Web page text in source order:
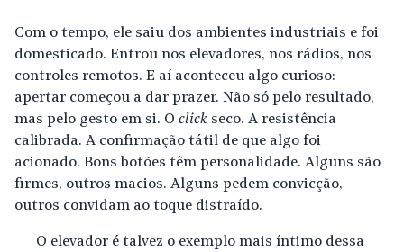
Com o tempo, ele saiu dos ambientes industriais e foi
domesticado. Entrou nos elevadores, nos rádios, nos
controles remotos. E aí aconteceu algo curioso:
apertar começou a dar prazer. Não só pelo resultado,
mas pelo gesto em si. O click seco. A resistência
calibrada. A confirmação tátil de que algo foi
acionado. Bons botões têm personalidade. Alguns são
firmes, outros macios. Alguns pedem convicção,
outros convidam ao toque distraído.
O elevador é talvez o exemplo mais íntimo dessa